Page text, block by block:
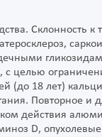
Склонность
с целью
(до 18 лет)
Повторное и
действия
D,